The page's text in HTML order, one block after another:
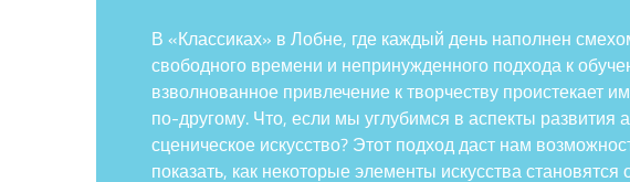
В «Классиках» в Лобне, где каждый день наполнен
свободного времени и непринужденного подхода к
взволнованное привлечение к творчеству проистекает
по-другому. Что, если мы углубимся в аспекты развития
сценическое искусство? Этот подход даст нам
показать, как некоторые элементы искусства